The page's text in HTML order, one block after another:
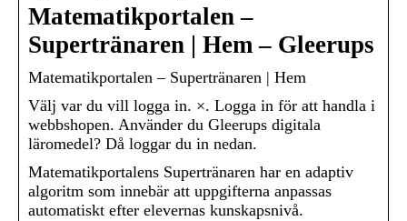
Matematikportalen –
Supertränaren | Hem – Gleerups
Matematikportalen – Supertränaren | Hem
Välj var du vill logga in. ×. Logga in för att handla i
webbshopen. Använder du Gleerups digitala
läromedel? Då loggar du in nedan.
Matematikportalens Supertränaren har en adaptiv
algoritm som innebär att uppgifterna anpassas
automatiskt efter elevernas kunskapsnivå.